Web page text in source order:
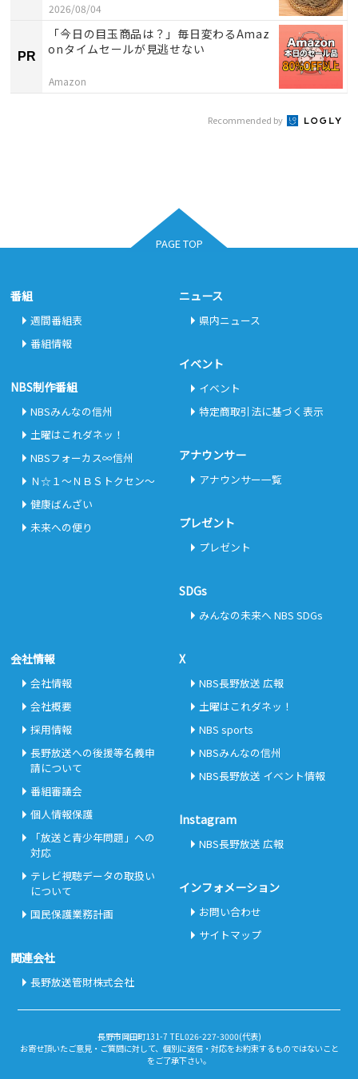
2026/08/04
PR
「今日の目玉商品は？」毎日変わるAmaz
onタイムセールが見逃せない
Amazon
Recommended by
PAGE TOP
番組
週間番組表
番組情報
NBS制作番組
NBSみんなの信州
土曜はこれダネッ！
NBSフォーカス∞信州
Ｎ☆１～ＮＢＳトクセン～
健康ばんざい
未来への便り
ニュース
県内ニュース
イベント
イベント
特定商取引法に基づく表示
アナウンサー
アナウンサー一覧
プレゼント
プレゼント
SDGs
みんなの未来へ NBS SDGs
会社情報
会社情報
会社概要
採用情報
長野放送への後援等名義申
請について
番組審議会
個人情報保護
「放送と青少年問題」への
対応
テレビ視聴データの取扱い
について
国民保護業務計画
関連会社
長野放送管財株式会社
X
NBS長野放送 広報
土曜はこれダネッ！
NBS sports
NBSみんなの信州
NBS長野放送 イベント情報
Instagram
NBS長野放送 広報
インフォメーション
お問い合わせ
サイトマップ
長野市岡田町131-7 TEL026-227-3000(代表)
お寄せ頂いたご意見・ご質問に対して、個別に返信・対応をお約束するものではないこと
をご了承下さい。